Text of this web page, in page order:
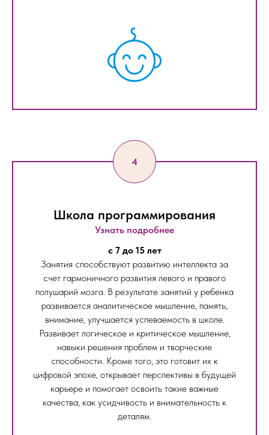
Школа программирования
Узнать подробнее
c 7 до 15 лет
Занятия способствуют развитию интеллекта за
счет гармоничного развития левого и правого
полушарий мозга. В результате занятий у ребенка
развивается аналитическое мышление, память,
внимание, улучшается успеваемость в школе.
Развивает логическое и критическое мышление,
навыки решения проблем и творческие
способности. Кроме того, это готовит их к
цифровой эпохе, открывает перспективы в будущей
карьере и помогает освоить такие важные
качества, как усидчивость и внимательность к
деталям.